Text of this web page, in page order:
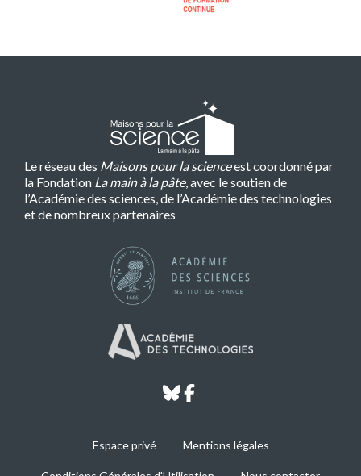
Le réseau des Maisons pour la scienceest coordonné par
la Fondation La main à la pâte, avec le soutien de
l’Académie des sciences, de l’Académie des technologies
et de nombreux partenaires
bluesky
Footer
Espace privé Mentions légales